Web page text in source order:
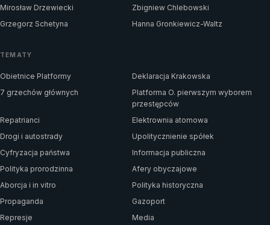
Mirosław Drzewiecki
Zbigniew Chlebowski
Grzegorz Schetyna
Hanna Gronkiewicz-Waltz
TEMATY
Obietnice Platformy
Deklaracja Krakowska
7 grzechów głównych
Platforma O. pierwszym wyborem
przestępców
Repatrianci
Elektrownia atomowa
Drogi i autostrady
Upolitycznienie spółek
Cyfryzacja państwa
Informacja publiczna
Polityka prorodzinna
Afery obyczajowe
Aborcja i in vitro
Polityka historyczna
Propaganda
Gazoport
Represje
Media